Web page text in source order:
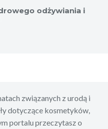
odżywiania i
związanych z urodą i
dotyczące kosmetyków,
portalu przeczytasz o